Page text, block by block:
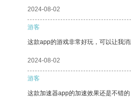
2024-08-02
游客
这款app的游戏非常好玩，可以让我消
2024-08-02
游客
这款加速器app的加速效果还是不错